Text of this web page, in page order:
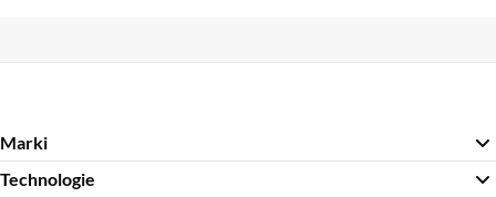
Marki
Technologie